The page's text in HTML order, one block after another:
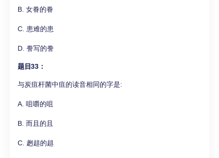
B. 女眷的眷
C. 患难的患
D. 誊写的誊
题目33：
与炭疽杆菌中疽的读音相同的字是:
A. 咀嚼的咀
B. 而且的且
C. 趔趄的趄